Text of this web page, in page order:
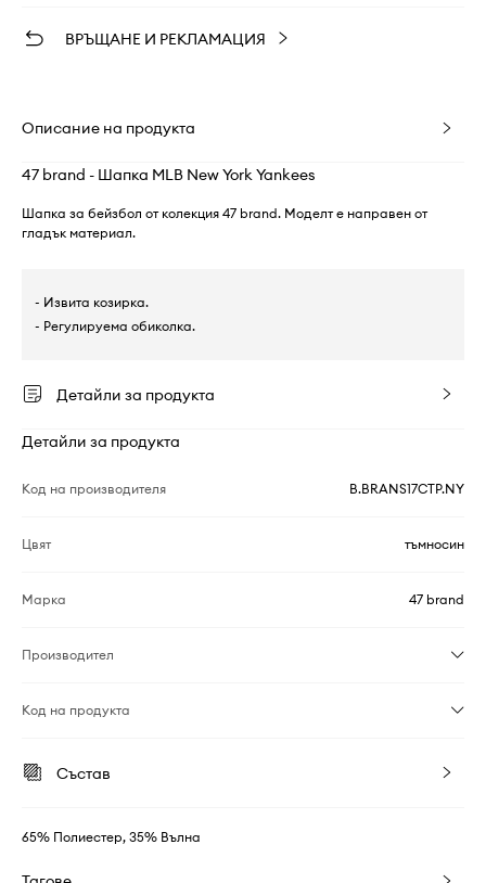
ВРЪЩАНЕ И РЕКЛАМАЦИЯ
Описание на продукта
47 brand - Шапка MLB New York Yankees
Шапка за бейзбол от колекция 47 brand. Моделт е направен от
гладък материал.
- Извита козирка.
- Регулируема обиколка.
Детайли за продукта
Детайли за продукта
Код на производителя B.BRANS17CTP.NY
Цвят тъмносин
Марка 47 brand
Производител
Код на продукта
Състав
65% Полиестер, 35% Вълна